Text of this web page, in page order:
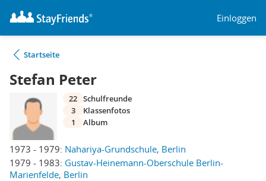
Einloggen
Startseite
Stefan Peter
1973 - 1979: Nahariya-Grundschule, Berlin
1979 - 1983: Gustav-Heinemann-Oberschule Berlin-
Marienfelde, Berlin
22 Schulfreunde
3
Klassenfotos
1
Album